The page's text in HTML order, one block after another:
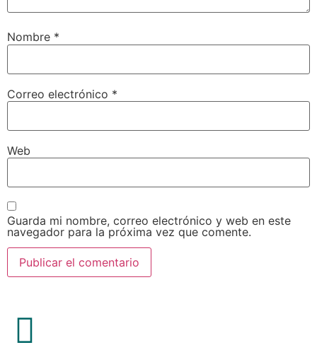
Nombre *
Correo electrónico *
Web
Guarda mi nombre, correo electrónico y web en este
navegador para la próxima vez que comente.